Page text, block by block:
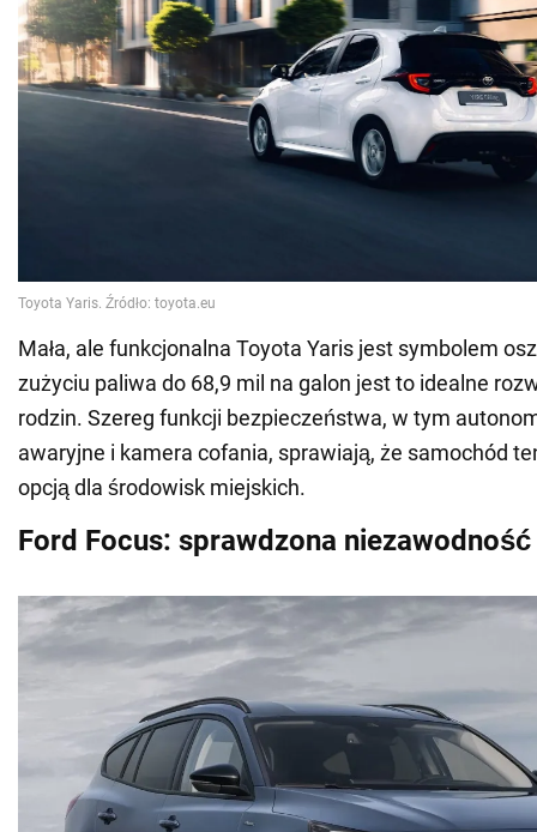
Mała, ale funkcjonalna Toyota Yaris jest symbolem
zużyciu paliwa do 68,9 mil na galon jest to idealne
rodzin. Szereg funkcji bezpieczeństwa, w tym
awaryjne i kamera cofania, sprawiają, że samochód
opcją dla środowisk miejskich.
Ford Focus: sprawdzona niezawodność